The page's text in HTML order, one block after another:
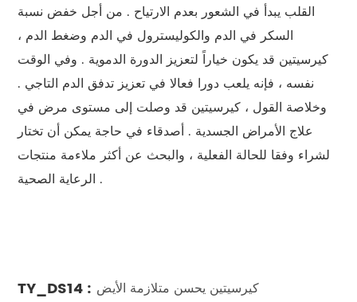
القلب يبدأ في الشعور بعدم الارتياح . من أجل خفض نسبة
السكر في الدم والكوليسترول في الدم وضغط الدم ،
كيرسيتين قد يكون خياراً لتعزيز الدورة الدموية . وفي الوقت
نفسه ، فإنه يلعب دورا فعالا في تعزيز تدفق الدم التاجي .
وخلاصة القول ، كيرسيتين قد وصلت إلى مستوى مرض في
علاج الأمراض الجسدية . أصدقاء في حاجة يمكن أن تختار
لشراء وفقا للحالة الفعلية ، والبحث عن أكثر ملاءمة منتجات
الرعاية الصحية .
TY_DS14 : كيرسيتين يحسن متلازمة الأيض